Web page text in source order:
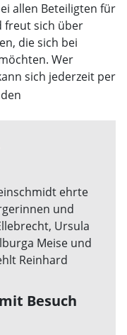
allen Beteiligten für
freut sich über
die sich bei
Wer
sich jederzeit per
Besuch